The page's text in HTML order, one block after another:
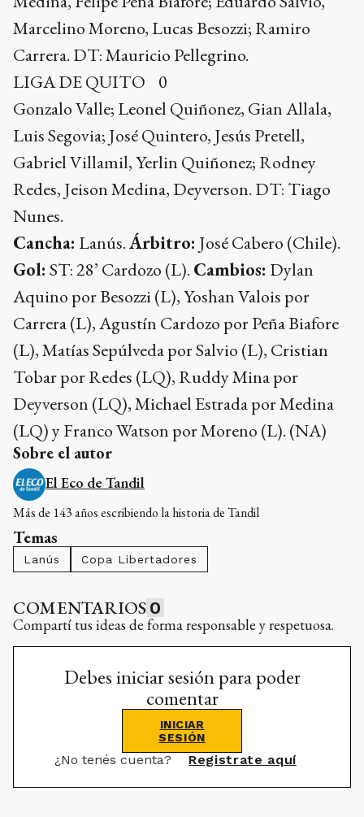
Marcelino Moreno, Lucas Besozzi; Ramiro
Carrera. DT: Mauricio Pellegrino.
LIGA DE QUITO 0
Gonzalo Valle; Leonel Quiñonez, Gian Allala,
Luis Segovia; José Quintero, Jesús Pretell,
Gabriel Villamil, Yerlin Quiñonez; Rodney
Redes, Jeison Medina, Deyverson. DT: Tiago
Nunes.
Cancha: Lanús.Árbitro: José Cabero (Chile).
Gol: ST: 28’ Cardozo (L). Cambios: Dylan
Aquino por Besozzi (L), Yoshan Valois por
Carrera (L), Agustín Cardozo por Peña Biafore
(L), Matías Sepúlveda por Salvio (L), Cristian
Tobar por Redes (LQ), Ruddy Mina por
Deyverson (LQ), Michael Estrada por Medina
(LQ) y Franco Watson por Moreno (L). (NA)
Sobre el autor
El Eco de Tandil
Más de 143 años escribiendo la historia de Tandil
Temas
Lanús Copa Libertadores
COMENTARIOS 0
Compartí tus ideas de forma responsable y respetuosa.
Debes iniciar sesión para poder
comentar
INICIAR
SESIÓN
¿No tenés cuenta? Registrate aquí